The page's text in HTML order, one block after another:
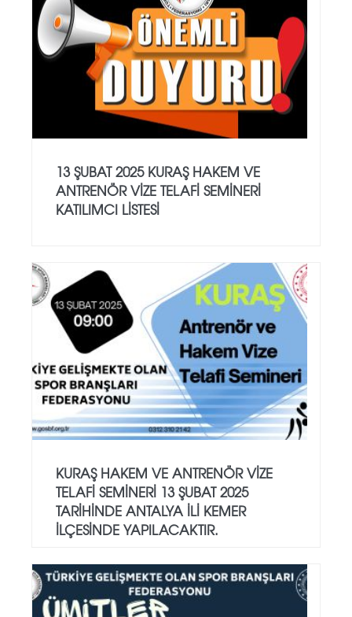
13 ŞUBAT 2025 KURAŞ HAKEM VE
ANTRENÖR VİZE TELAFİ SEMİNERİ
KATILIMCI LİSTESİ
KURAŞ HAKEM VE ANTRENÖR VİZE
TELAFİ SEMİNERİ 13 ŞUBAT 2025
TARİHİNDE ANTALYA İLİ KEMER
İLÇESİNDE YAPILACAKTIR.